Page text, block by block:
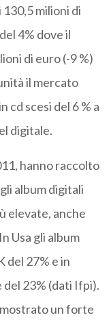
milioni di
4% dove il
di euro (-9 %)
il mercato
cd scesi del 6 % a
digitale.
hanno raccolto
album digitali
elevate, anche
Usa gli album
del 27% e in
del 23% (dati Ifpi).
mostrato un forte